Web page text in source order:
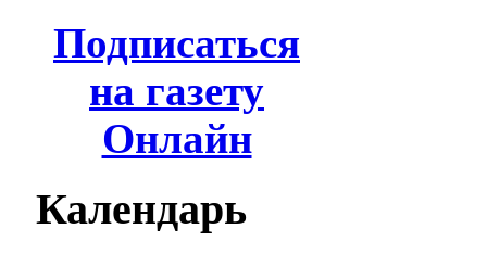
Подписаться
на газету
Онлайн
Календарь